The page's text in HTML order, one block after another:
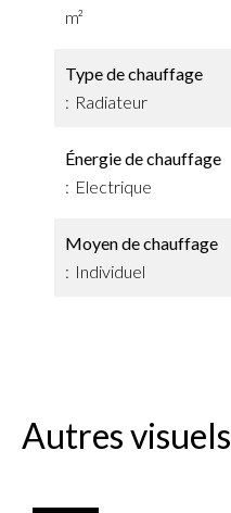
m²
Type de chauffage
Radiateur
Énergie de chauffage
Electrique
Moyen de chauffage
Individuel
Autres visuels